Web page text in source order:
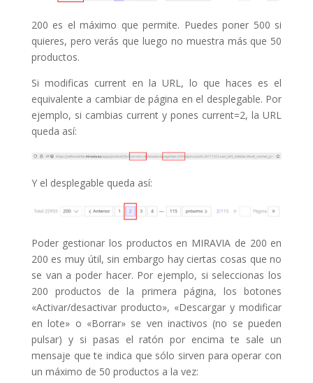
200 es el máximo que permite. Puedes poner 500 si
quieres, pero verás que luego no muestra más que 50
productos.
Si modificas current en la URL, lo que haces es el
equivalente a cambiar de página en el desplegable. Por
ejemplo, si cambias current y pones current=2, la URL
queda así:
Y el desplegable queda así:
Poder gestionar los productos en MIRAVIA de 200 en
200 es muy útil, sin embargo hay ciertas cosas que no
se van a poder hacer. Por ejemplo, si seleccionas los
200 productos de la primera página, los botones
«Activar/desactivar producto», «Descargar y modificar
en lote» o «Borrar» se ven inactivos (no se pueden
pulsar) y si pasas el ratón por encima te sale un
mensaje que te indica que sólo sirven para operar con
un máximo de 50 productos a la vez: